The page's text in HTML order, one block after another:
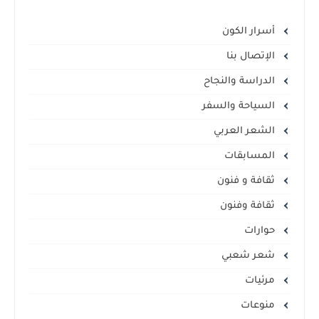
أسرار الكون
الإتصال بنا
الدراسة والنجاح
السياحة والسفر
الشعر العربي
المسابقات
ثقافة و فنون
ثقافة وفنون
حوارات
شعر شعبي
مرئيات
منوعات